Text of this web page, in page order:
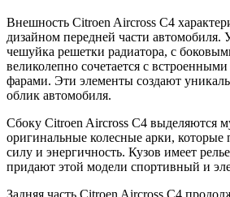
Внешность Citroen Aircross C4
дизайном передней части автомобиля.
чешуйка решетки радиатора, с
великолепно сочетается с
фарами. Эти элементы создают
облик автомобиля.
Сбоку Citroen Aircross C4 выделяются
оригинальные колесные арки,
силу и энергичность. Кузов имеет
придают этой модели спортивный и